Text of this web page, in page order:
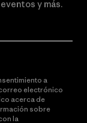
y más.
a
electrónico
acerca de
sobre
la